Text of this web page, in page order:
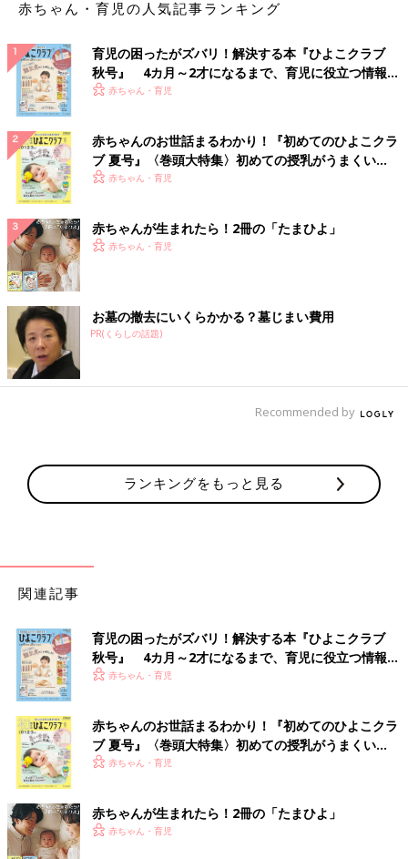
赤ちゃん・育児の人気記事ランキング
育児の困ったがズバリ！解決する本『ひよこクラブ
秋号』 4カ月～2才になるまで、育児に役立つ情報が
いっぱい！
赤ちゃん・育児
赤ちゃんのお世話まるわかり！『初めてのひよこクラ
ブ 夏号』〈巻頭大特集〉初めての授乳がうまくい
く！ おっぱい・ミルクの基本と夏のトラブル 解決テ
赤ちゃん・育児
赤ちゃんが生まれたら！2冊の「たまひよ」
赤ちゃん・育児
お墓の撤去にいくらかかる？墓じまい費用
PR(くらしの話題)
Recommended by
ランキングをもっと見る
関連記事
育児の困ったがズバリ！解決する本『ひよこクラブ
秋号』 4カ月～2才になるまで、育児に役立つ情報が
いっぱい！
赤ちゃん・育児
赤ちゃんのお世話まるわかり！『初めてのひよこクラ
ブ 夏号』〈巻頭大特集〉初めての授乳がうまくい
く！ おっぱい・ミルクの基本と夏のトラブル 解決テ
赤ちゃん・育児
赤ちゃんが生まれたら！2冊の「たまひよ」
赤ちゃん・育児